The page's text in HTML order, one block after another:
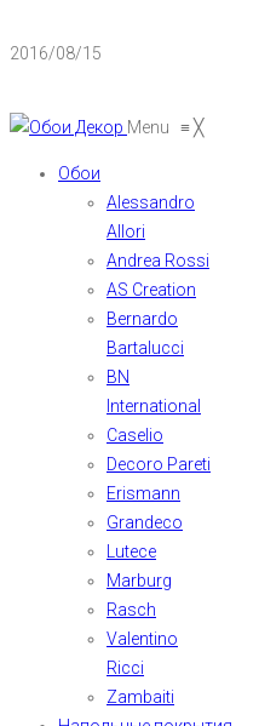
2016/08/15
Menu ≡╳
Обои
Alessandro
Allori
Andrea Rossi
AS Creation
Bernardo
Bartalucci
BN
International
Caselio
Decoro Pareti
Erismann
Grandeco
Lutece
Marburg
Rasch
Valentino
Ricci
Zambaiti